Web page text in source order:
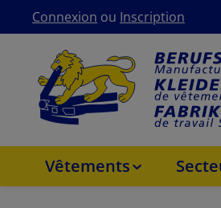
au contenu principal
Passer à la navigation
Connexion ou Inscription
Vêtements